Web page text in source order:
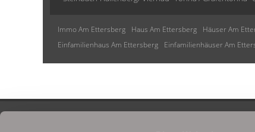
Immo Am Ettersberg Haus Am Ettersberg Häuser Am
Einfamilienhaus Am Ettersberg
Einfamilienhäuser Am